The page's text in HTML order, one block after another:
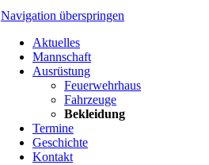
Navigation überspringen
Aktuelles
Mannschaft
Ausrüstung
Feuerwehrhaus
Fahrzeuge
Bekleidung
Termine
Geschichte
Kontakt